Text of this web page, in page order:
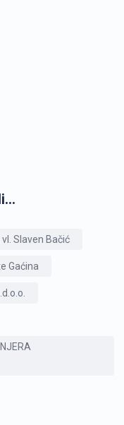
vl. Slaven Bačić
Gaćina